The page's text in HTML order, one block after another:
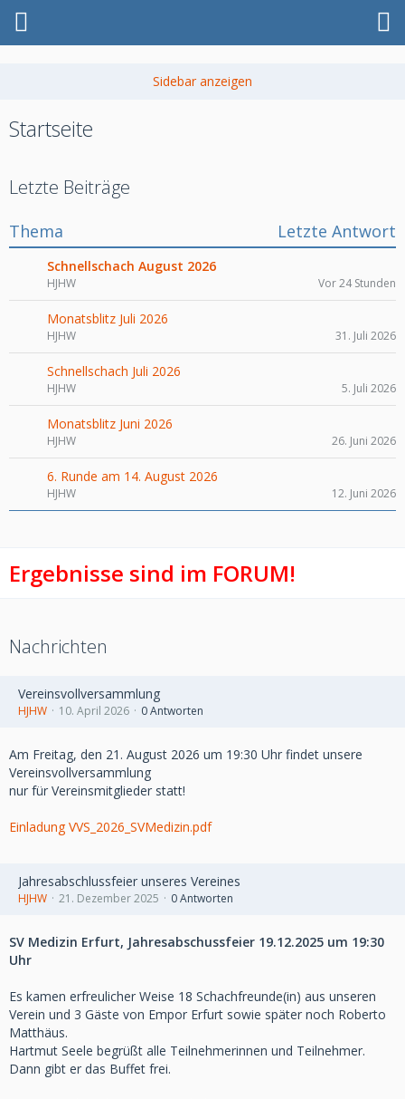
Startseite
Letzte Beiträge
Thema Letzte Antwort
Schnellschach August 2026
HJHW Vor 24 Stunden
Monatsblitz Juli 2026
HJHW 31. Juli 2026
Schnellschach Juli 2026
HJHW 5. Juli 2026
Monatsblitz Juni 2026
HJHW 26. Juni 2026
6. Runde am 14. August 2026
HJHW 12. Juni 2026
Ergebnisse sind im FORUM!
Nachrichten
Vereinsvollversammlung
HJHW 10. April 2026 0 Antworten
Am Freitag, den 21. August 2026 um 19:30 Uhr findet unsere
Vereinsvollversammlung
nur für Vereinsmitglieder statt!
Einladung VVS_2026_SVMedizin.pdf
Jahresabschlussfeier unseres Vereines
HJHW 21. Dezember 2025 0 Antworten
SV Medizin Erfurt, Jahresabschussfeier 19.12.2025 um 19:30
Uhr
Es kamen erfreulicher Weise 18 Schachfreunde(in) aus unseren
Verein und 3 Gäste von Empor Erfurt sowie später noch Roberto
Matthäus.
Hartmut Seele begrüßt alle Teilnehmerinnen und Teilnehmer.
Dann gibt er das Buffet frei.